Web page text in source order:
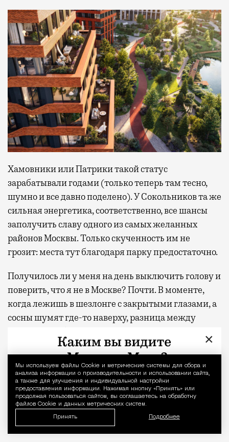
Уведомление
Мы используем файлы Сookie и метрические системы для сбора и
анализа информации о производительности и использовании сайта,
а также для улучшения и индивидуальной настройки
предоставления информации. Нажимая кнопку «Принять» или
продолжая пользоваться сайтом, вы соглашаетесь на обработку
файлов Cookie и данных метрических систем.
Принять Подробнее
Хамовники или Патрики такой статус
зарабатывали годами (только теперь там тесно,
шумно и все давно поделено). У Сокольников та же
сильная энергетика, соответственно, все шансы
заполучить славу одного из самых желанных
районов Москвы. Только скученность им не
грозит: места тут благодаря парку предостаточно.
Получилось ли у меня на день выключить голову и
поверить, что я не в Москве? Почти. В моменте,
когда лежишь в шезлонге с закрытыми глазами, а
сосны шумят где-то наверху, разница между
стирается. Домой я вернулась пешком, а не через
только что откуда-то издалека приехала
отдохнувшей.
С проектной декларацией можно ознакомиться по
ссылке.
×